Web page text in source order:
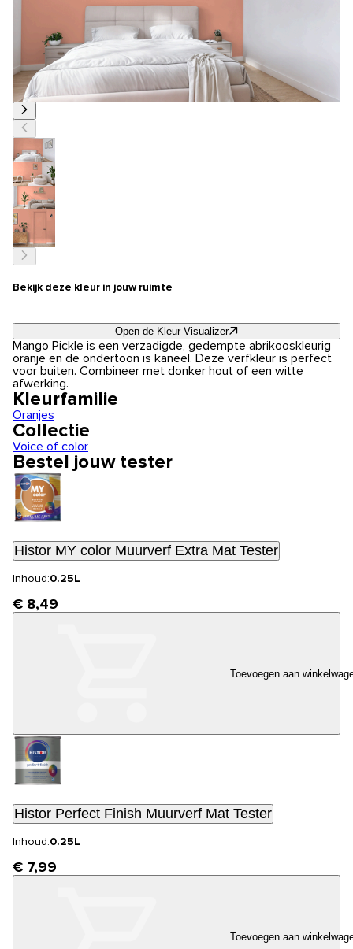
Bekijk deze kleur in jouw ruimte
Open de Kleur Visualizer
Mango Pickle is een verzadigde, gedempte abrikooskleurig
oranje en de ondertoon is kaneel. Deze verfkleur is perfect
voor buiten. Combineer met donker hout of een witte
afwerking.
Kleurfamilie
Oranjes
Collectie
Voice of color
Bestel jouw tester
Histor MY color Muurverf Extra Mat Tester
Inhoud:0.25L
€ 8,49
Toevoegen aan
Histor Perfect Finish Muurverf Mat Tester
Inhoud:0.25L
€ 7,99
Toevoegen aan